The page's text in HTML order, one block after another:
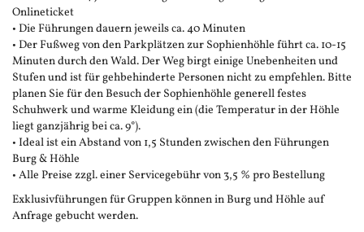
Onlineticket
• Die Führungen dauern jeweils ca. 40 Minuten
• Der Fußweg von den Parkplätzen zur Sophienhöhle führt ca. 10-15
Minuten durch den Wald. Der Weg birgt einige Unebenheiten und
Stufen und ist für gehbehinderte Personen nicht zu empfehlen. Bitte
planen Sie für den Besuch der Sophienhöhle generell festes
Schuhwerk und warme Kleidung ein (die Temperatur in der Höhle
liegt ganzjährig bei ca. 9°).
• Ideal ist ein Abstand von 1,5 Stunden zwischen den Führungen
Burg & Höhle
• Alle Preise zzgl. einer Servicegebühr von 3,5 % pro Bestellung
Exklusivführungen für Gruppen können in Burg und Höhle auf
Anfrage gebucht werden.